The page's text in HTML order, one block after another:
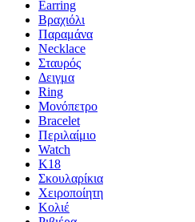
Earring
Βραχιόλι
Παραμάνα
Necklace
Σταυρός
Δειγμα
Ring
Μονόπετρο
Bracelet
Περιλαίμιο
Watch
K18
Σκουλαρίκια
Χειροποίητη
Κολιέ